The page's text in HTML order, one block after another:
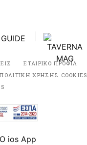
ΕΤΑΙΡΙΚΟ ΠΡΟΦΙΛ
ΠΟΛΙΤΙΚΗ ΧΡΗΣΗΣ COOKIES